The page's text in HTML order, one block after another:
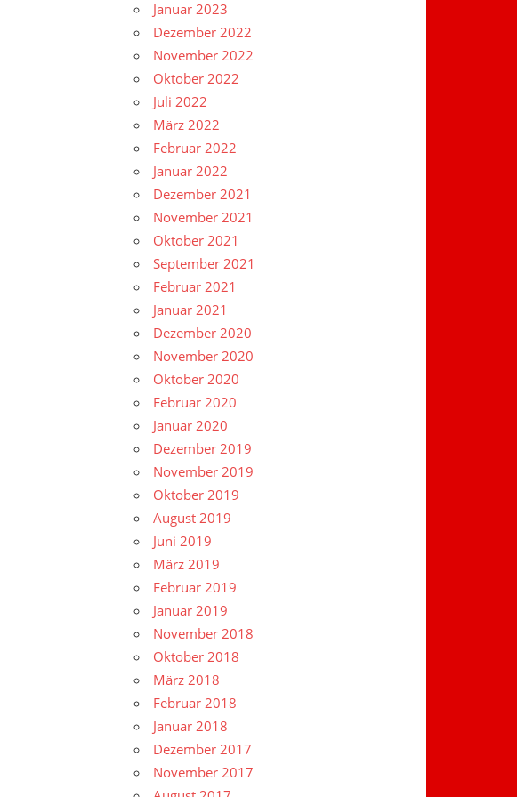
Januar 2023
Dezember 2022
November 2022
Oktober 2022
Juli 2022
März 2022
Februar 2022
Januar 2022
Dezember 2021
November 2021
Oktober 2021
September 2021
Februar 2021
Januar 2021
Dezember 2020
November 2020
Oktober 2020
Februar 2020
Januar 2020
Dezember 2019
November 2019
Oktober 2019
August 2019
Juni 2019
März 2019
Februar 2019
Januar 2019
November 2018
Oktober 2018
März 2018
Februar 2018
Januar 2018
Dezember 2017
November 2017